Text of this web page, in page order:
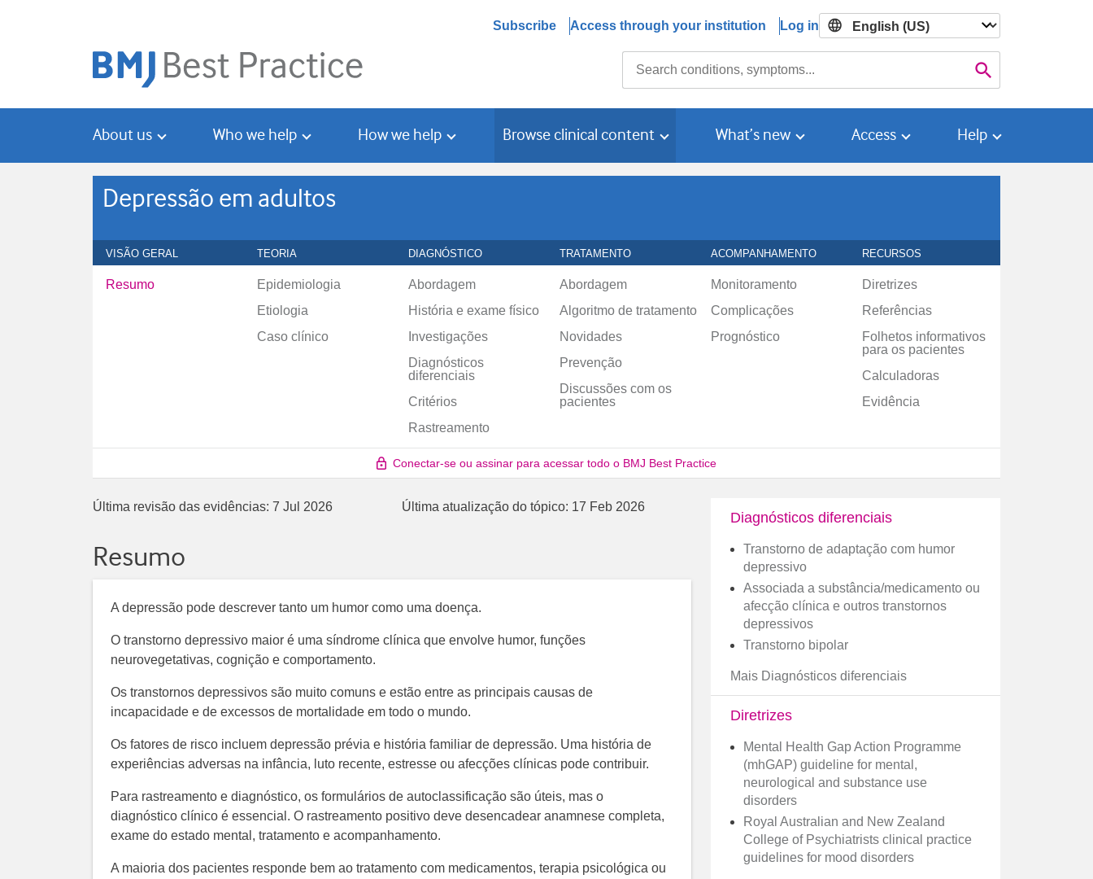
Subscribe Access through your institution Log in

About us Who we help How we help Browse clinical content What’s new Access Help
Depressão em adultos
VISÃO GERAL TEORIA DIAGNÓSTICO TRATAMENTO ACOMPANHAMENTO RECURSOS
Resumo
Epidemiologia
Etiologia
Caso clínico
Abordagem
História e exame físico
Investigações
Diagnósticos
diferenciais
Critérios
Rastreamento
Abordagem
Algoritmo de tratamento
Novidades
Prevenção
Discussões com os
pacientes
Monitoramento
Complicações
Prognóstico
Diretrizes
Referências
Folhetos informativos
para os pacientes
Calculadoras
Evidência
Conectar-se ou assinar para acessar todo o BMJ Best Practice
Última revisão das evidências: 7 Jul 2026 Última atualização do tópico: 17 Feb 2026
Resumo
A depressão pode descrever tanto um humor como uma doença.
O transtorno depressivo maior é uma síndrome clínica que envolve humor, funções
neurovegetativas, cognição e comportamento.
Os transtornos depressivos são muito comuns e estão entre as principais causas de
incapacidade e de excessos de mortalidade em todo o mundo.
Os fatores de risco incluem depressão prévia e história familiar de depressão. Uma história de
experiências adversas na infância, luto recente, estresse ou afecções clínicas pode contribuir.
Para rastreamento e diagnóstico, os formulários de autoclassificação são úteis, mas o
diagnóstico clínico é essencial. O rastreamento positivo deve desencadear anamnese completa,
exame do estado mental, tratamento e acompanhamento.
A maioria dos pacientes responde bem ao tratamento com medicamentos, terapia psicológica ou
Diagnósticos diferenciais
Transtorno de adaptação com humor
depressivo
Associada a substância/medicamento ou
afecção clínica e outros transtornos
depressivos
Transtorno bipolar
Mais Diagnósticos diferenciais
Diretrizes
Mental Health Gap Action Programme
(mhGAP) guideline for mental,
neurological and substance use
disorders
Royal Australian and New Zealand
College of Psychiatrists clinical practice
guidelines for mood disorders